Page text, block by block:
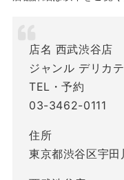
店名 西武渋谷店
ジャンル デリカ
TEL・予約
03-3462-0111
住所
東京都渋谷区宇